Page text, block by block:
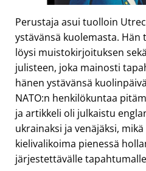
Perustaja asui tuolloin
ystävänsä kuolemasta.
löysi muistokirjoituksen sekä
julisteen, joka mainosti
hänen ystävänsä
NATO:n henkilökuntaa
ja artikkeli oli julkaistu
ukrainaksi ja venäjäksi,
kielivalikoima pienessä
järjestettävälle